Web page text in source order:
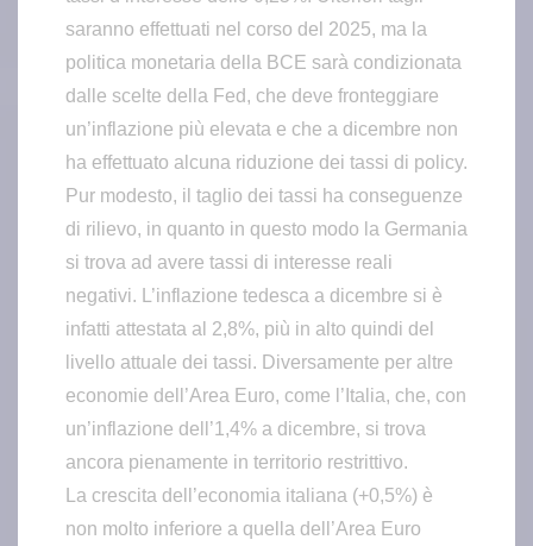
saranno effettuati nel corso del 2025, ma la
politica monetaria della BCE sarà condizionata
dalle scelte della Fed, che deve fronteggiare
un’inflazione più elevata e che a dicembre non
ha effettuato alcuna riduzione dei tassi di policy.
Pur modesto, il taglio dei tassi ha conseguenze
di rilievo, in quanto in questo modo la Germania
si trova ad avere tassi di interesse reali
negativi. L’inflazione tedesca a dicembre si è
infatti attestata al 2,8%, più in alto quindi del
livello attuale dei tassi. Diversamente per altre
economie dell’Area Euro, come l’Italia, che, con
un’inflazione dell’1,4% a dicembre, si trova
ancora pienamente in territorio restrittivo.
La crescita dell’economia italiana (+0,5%) è
non molto inferiore a quella dell’Area Euro